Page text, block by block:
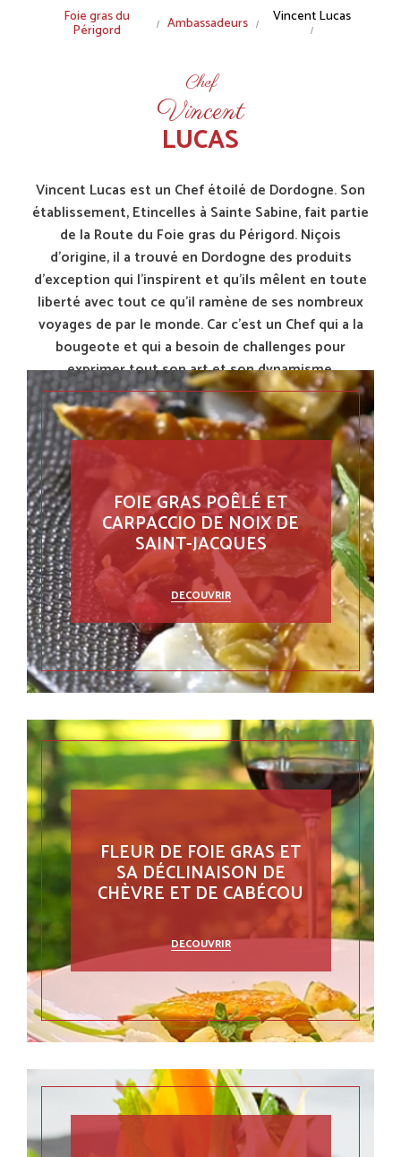
Fil
Foie gras du
Périgord Ambassadeurs Vincent Lucas
Chef
Vincent
LUCAS
Vincent Lucas est un Chef étoilé de Dordogne. Son
établissement, Etincelles à Sainte Sabine, fait partie
de la Route du Foie gras du Périgord. Niçois
d'origine, il a trouvé en Dordogne des produits
d'exception qui l'inspirent et qu'ils mêlent en toute
liberté avec tout ce qu'il ramène de ses nombreux
voyages de par le monde. Car c'est un Chef qui a la
bougeote et qui a besoin de challenges pour
exprimer tout son art et son dynamisme.
FOIE GRAS POÊLÉ ET
CARPACCIO DE NOIX DE
SAINT-JACQUES
DECOUVRIR
FLEUR DE FOIE GRAS ET
SA DÉCLINAISON DE
CHÈVRE ET DE CABÉCOU
DECOUVRIR